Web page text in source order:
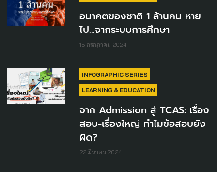
อนาคตของชาติ 1 ล้านคน หาย
ไป...จากระบบการศึกษา
15 กรกฎาคม 2024
INFOGRAPHIC SERIES
LEARNING & EDUCATION
จาก Admission สู่ TCAS: เรื่อง
สอบ-เรื่องใหญ่ ทำไมข้อสอบยัง
ผิด?
22 มีนาคม 2024